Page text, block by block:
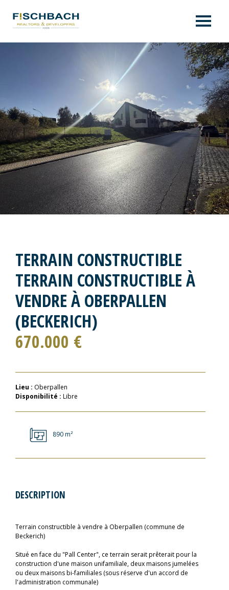
TERRAIN CONSTRUCTIBLE
TERRAIN CONSTRUCTIBLE À
VENDRE À OBERPALLEN
(BECKERICH)
670.000 €
Lieu : Oberpallen
Disponibilité : Libre
890 m²
DESCRIPTION
Terrain constructible à vendre à Oberpallen (commune de
Beckerich)
Situé en face du "Pall Center", ce terrain serait prêterait pour la
construction d'une maison unifamiliale, deux maisons jumelées
ou deux maisons bi-familiales (sous réserve d'un accord de
l'administration communale)